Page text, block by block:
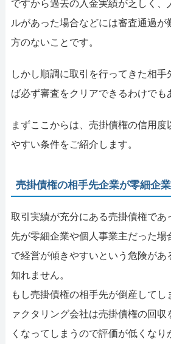
ですから過去の入金実績が乏しく、
ルがあった場合などには審査通過が
方のないことです。
しかし順調に取引を行ってきた相手
ば必ず審査をクリアできるわけでも
まずここからは、売掛債権の信用度
やすい条件をご紹介します。
売掛債権の相手先企業が零細企
取引実績が充分にある売掛債権であ
先が零細企業や個人事業主だった場
で経営が傾きやすいという危険があ
知れません。
もし売掛債権の相手先が倒産してし
ァクタリング会社は売掛債権の回収
くなってしまうので評価が低くなり